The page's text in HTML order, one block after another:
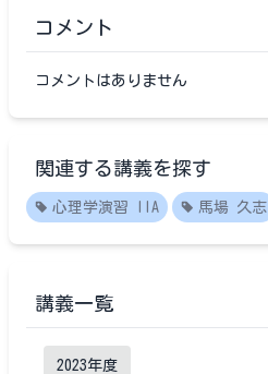
コメント
コメントはありません
関連する講義を探す
心理学演習 IIA 馬場 久志
講義一覧
2023年度